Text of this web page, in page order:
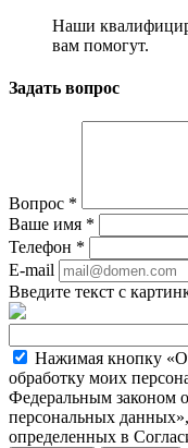
Наши
вам помогут.
Задать вопрос
Вопрос *
Ваше имя *
Телефон *
E-mail
Введите текст с
Нажимая кнопку
обработку моих
Федеральным законом
персональных
определенных в